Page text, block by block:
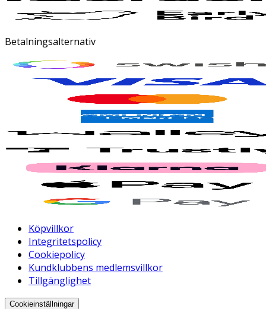
Betalningsalternativ
Köpvillkor
Integritetspolicy
Cookiepolicy
Kundklubbens medlemsvillkor
Tillgänglighet
Cookieinställningar